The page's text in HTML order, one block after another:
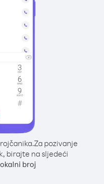
Za pozivanje
birajte na sljedeći
broj